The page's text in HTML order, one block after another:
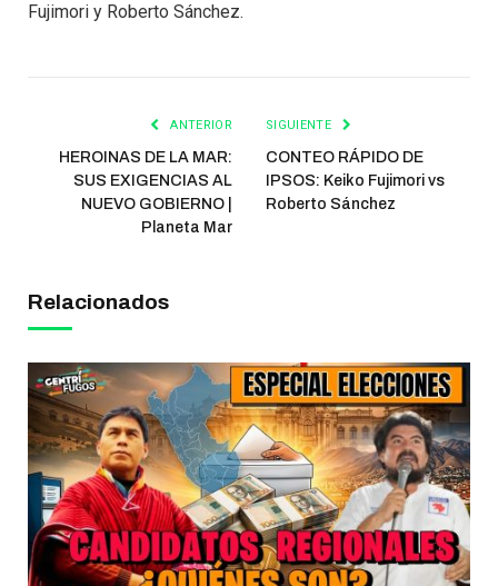
Fujimori y Roberto Sánchez.
ANTERIOR
HEROINAS DE LA MAR:
SUS EXIGENCIAS AL
NUEVO GOBIERNO |
Planeta Mar
SIGUIENTE
CONTEO RÁPIDO DE
IPSOS: Keiko Fujimori vs
Roberto Sánchez
Relacionados